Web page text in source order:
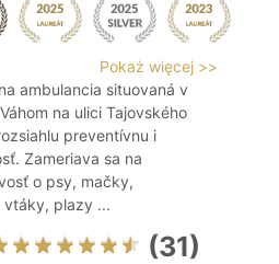
Pokaż więcej >>
ambulancia situovaná v
na ulici Tajovského
preventívnu i
Zameriava sa na
o psy, mačky,
vtáky, plazy ...
(31)